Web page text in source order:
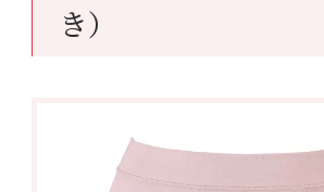
き）